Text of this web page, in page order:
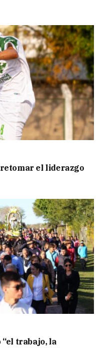
el liderazgo
“el trabajo, la